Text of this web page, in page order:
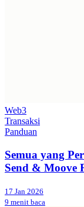
Web3
Transaksi
Panduan
Semua yang
Send & Moove
17 Jan 2026
9 menit baca